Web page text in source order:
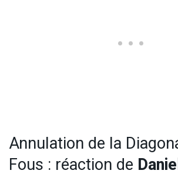
Annulation de la
Fous : réaction de